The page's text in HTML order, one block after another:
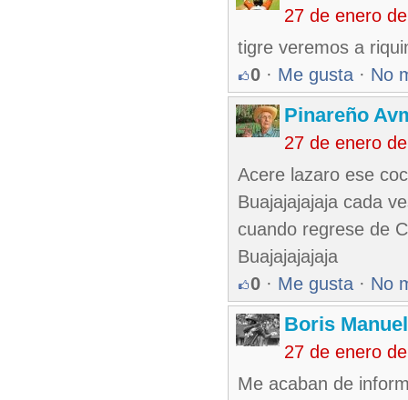
27 de enero
tigre veremos a
0 · Me gusta · No
Pinareño
27 de enero
Acere lazaro ese
Buajajajajaja cada
cuando regrese de
Buajajajajaja
0 · Me gusta · No
Boris
27 de enero
Me acaban de